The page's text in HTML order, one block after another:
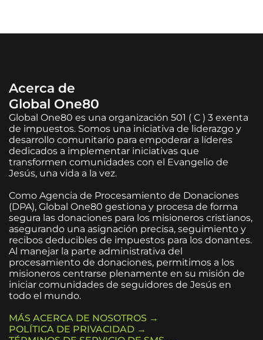
Acerca de
Global One80
Global One80 es una organización 501 ( C ) 3 exenta
de impuestos. Somos una iniciativa de liderazgo y
desarrollo comunitario para empoderar a líderes
dedicados a implementar iniciativas que
transformen comunidades con el Evangelio de
Jesús, una vida a la vez.
Como Agencia de Procesamiento de Donaciones
(DPA), Global One80 gestiona y procesa de forma
segura las donaciones para los misioneros cristianos,
asegurando una asignación precisa, seguimiento y
recibos deducibles de impuestos para los donantes.
Al manejar la parte administrativa del
procesamiento de donaciones, permitimos a los
misioneros centrarse plenamente en su misión de
iniciar comunidades de seguidores de Jesús en
todo el mundo.
MÁS ACERCA DE NOSOTROS →
POLÍTICA DE PRIVACIDAD →